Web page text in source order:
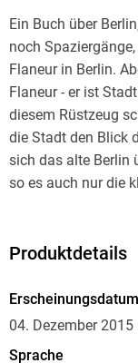
Ein Buch über
noch
Flaneur in Berlin.
Flaneur - er ist
diesem Rüstzeug
die Stadt den Blick
sich das alte Berlin
Mauer
wo sind die Brüche,
Produktdetails
Erscheinungsdatum
04. Dezember 2015
Sprache